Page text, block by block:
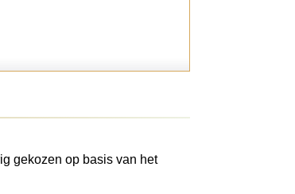
gekozen op basis van het